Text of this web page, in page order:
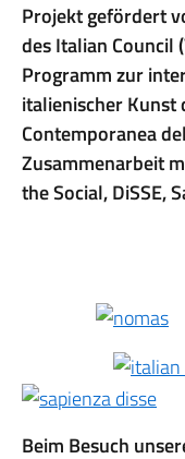
Projekt gefördert
des Italian Council
Programm zur
italienischer Kunst
Contemporanea
Zusammenarbeit
the Social, DiSSE,
Beim Besuch